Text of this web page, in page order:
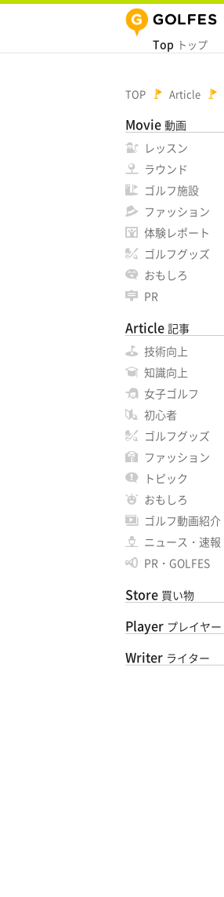
Top トップ
TOP Article
Movie 動画
レッスン
ラウンド
ゴルフ施設
ファッション
体験レポート
ゴルフグッズ
おもしろ
PR
Article 記事
技術向上
知識向上
女子ゴルフ
初心者
ゴルフグッズ
ファッション
トピック
おもしろ
ゴルフ動画紹介
ニュース・速報
PR・GOLFES
Store 買い物
Player プレイヤー
Writer ライター